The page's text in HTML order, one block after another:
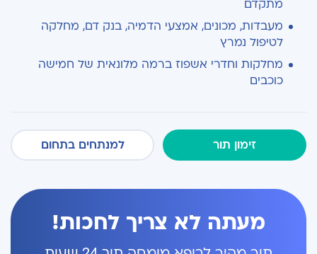
מתקדם
מעבדות, מכונים, אמצעי הדמיה, בנק דם, מחלקה
לטיפול נמרץ
מחלקות וחדרי אשפוז ברמה מלונאית של חמישה
כוכבים
זימון תור למנתחים בתחום
מעתה לא צריך לחכות!